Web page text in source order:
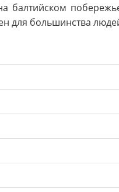
балтийском
для большинства